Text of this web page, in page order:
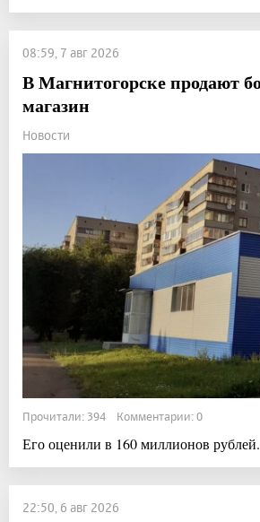
08:59, 7 авг 2026
В Магнитогорске продают
магазин
Новости
Прочитали: 394 Комментарии: 0
Его оценили в 160 миллионов рублей.
22:50, 6 авг 2026